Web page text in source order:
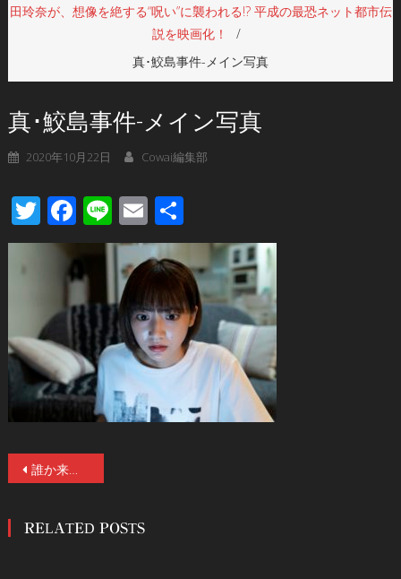
田玲奈が、想像を絶する“呪い”に襲われる!? 平成の最恐ネット都市伝
説を映画化！
真･鮫島事件-メイン写真
真･鮫島事件-メイン写真
2020年10月22日 Cowai編集部
Twitter
Facebook
LineEmail
有
投
ナ
誰か来たようだ…！話題騒然『真・鮫島事件』恐怖の本予告解禁！武田玲奈が、想像を絶する“呪い”に襲われる!? 平成の最恐ネット都市伝説を映画化！
RELATED POSTS